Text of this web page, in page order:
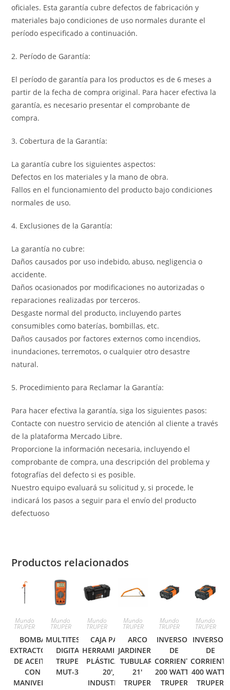
oficiales. Esta garantía cubre defectos de fabricación y
materiales bajo condiciones de uso normales durante el
período especificado a continuación.
2. Período de Garantía:
El período de garantía para los productos es de 6 meses a
partir de la fecha de compra original. Para hacer efectiva la
garantía, es necesario presentar el comprobante de
compra.
3. Cobertura de la Garantía:
La garantía cubre los siguientes aspectos:
Defectos en los materiales y la mano de obra.
Fallos en el funcionamiento del producto bajo condiciones
normales de uso.
4. Exclusiones de la Garantía:
La garantía no cubre:
Daños causados por uso indebido, abuso, negligencia o
accidente.
Daños ocasionados por modificaciones no autorizadas o
reparaciones realizadas por terceros.
Desgaste normal del producto, incluyendo partes
consumibles como baterías, bombillas, etc.
Daños causados por factores externos como incendios,
inundaciones, terremotos, o cualquier otro desastre
natural.
5. Procedimiento para Reclamar la Garantía:
Para hacer efectiva la garantía, siga los siguientes pasos:
Contacte con nuestro servicio de atención al cliente a través
de la plataforma Mercado Libre.
Proporcione la información necesaria, incluyendo el
comprobante de compra, una descripción del problema y
fotografías del defecto si es posible.
Nuestro equipo evaluará su solicitud y, si procede, le
indicará los pasos a seguir para el envío del producto
defectuoso
Productos relacionados
Mundo
TRUPER
BOMBA
EXTRACTORA
DE ACEITE,
CON
MANIVELA,
Mundo
TRUPER
MULTITESTER
DIGITAL
TRUPER
MUT-33
Mundo
TRUPER
CAJA PARA
HERRAMIENTA,
PLÁSTICA DE
20′,
INDUSTRIAL
Mundo
TRUPER
ARCO
JARDINERO
TUBULAR,
21′
TRUPER
Mundo
TRUPER
INVERSOR
DE
CORRIENTE
200 WATTS
TRUPER
Mundo
TRUPER
INVERSOR
DE
CORRIENTE
400 WATTS
TRUPER